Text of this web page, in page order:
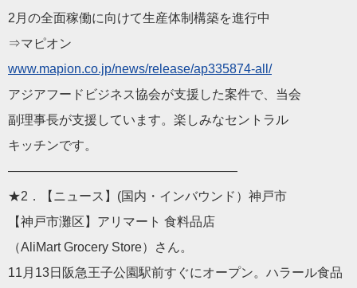
2月の全面稼働に向けて生産体制構築を進行中
⇒マピオン
www.mapion.co.jp/news/release/ap335874-all/
アジアフードビジネス協会が支援した案件で、当会
副理事長が支援しています。楽しみなセントラル
キッチンです。
——————————————————
★2．【ニュース】(国内・インバウンド）神戸市
【神戸市灘区】アリマート 食料品店
（AliMart Grocery Store）さん。
11月13日阪急王子公園駅前すぐにオープン。ハラール食品